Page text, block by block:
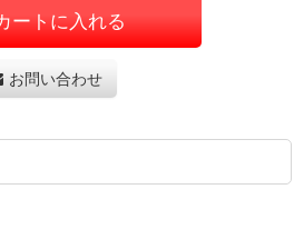
ートに入れる
お問い合わせ